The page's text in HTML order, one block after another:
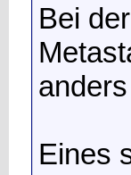
Bei
Eines